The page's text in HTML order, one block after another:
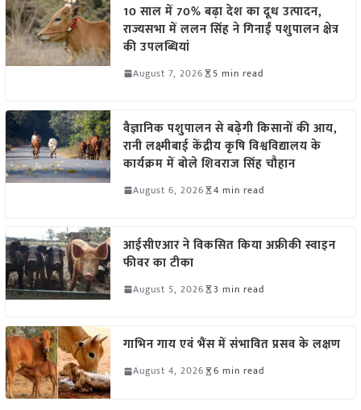
10 साल में 70% बढ़ा देश का दूध उत्पादन,
राज्यसभा में ललन सिंह ने गिनाईं पशुपालन क्षेत्र
की उपलब्धियां
August 7, 2026 5 min read
वैज्ञानिक पशुपालन से बढ़ेगी किसानों की आय,
रानी लक्ष्मीबाई केंद्रीय कृषि विश्वविद्यालय के
कार्यक्रम में बोले शिवराज सिंह चौहान
August 6, 2026 4 min read
आईसीएआर ने विकसित किया अफ्रीकी स्वाइन
फीवर का टीका
August 5, 2026 3 min read
गाभिन गाय एवं भैंस में संभावित प्रसव के लक्षण
August 4, 2026 6 min read